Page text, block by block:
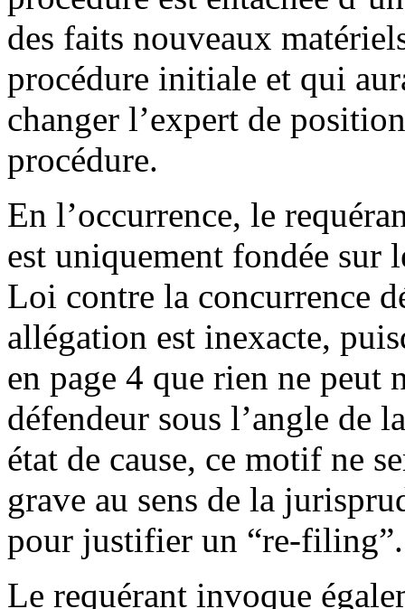
des faits nouveaux
procédure initiale et qui
changer l’expert de
procédure.
En l’occurrence, le
est uniquement fondée sur
Loi contre la concurrence
allégation est inexacte,
en page 4 que rien ne peut
défendeur sous l’angle de
état de cause, ce motif ne
grave au sens de la
pour justifier un “re-filing”.
Le requérant invoque